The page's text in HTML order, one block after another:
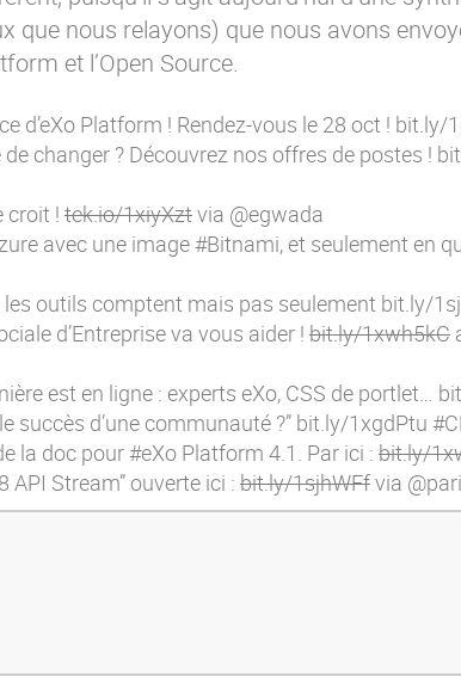
que nous relayons) que nous avons
et l’Open Source.
d’eXo Platform ! Rendez-vous le 28 oct ! bit.ly/
changer ? Découvrez nos offres de postes !
croit ! tek.io/1xiyXztvia @egwada
avec une image #Bitnami, et seulement en
outils comptent mais pas seulement bit.ly/
d’Entreprise va vous aider ! bit.ly/1xwh5kC
est en ligne : experts eXo, CSS de portlet…
succès d’une communauté ?” bit.ly/1xgdPtu
la doc pour #eXo Platform 4.1. Par ici : bit.ly/
Stream” ouverte ici : bit.ly/1sjhWFfvia